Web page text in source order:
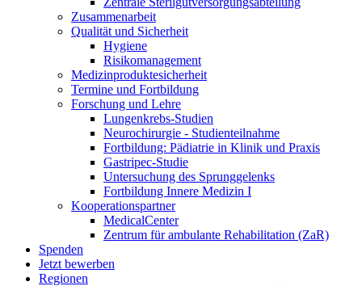
Zusammenarbeit
Qualität und Sicherheit
Hygiene
Risikomanagement
Medizinproduktesicherheit
Termine und Fortbildung
Forschung und Lehre
Lungenkrebs-Studien
Neurochirurgie - Studienteilnahme
Fortbildung: Pädiatrie in Klinik und Praxis
Gastripec-Studie
Untersuchung des Sprunggelenks
Fortbildung Innere Medizin I
Kooperationspartner
MedicalCenter
Zentrum für ambulante Rehabilitation (ZaR)
Spenden
Jetzt bewerben
Regionen